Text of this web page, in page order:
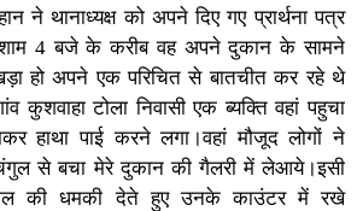
ने थानाध्यक्ष को अपने दिए गए प्रार्थना पत्र
शाम 4 बजे के करीब वह अपने दुकान के सामने
हो अपने एक परिचित से बातचीत कर रहे थे
कुशवाहा टोला निवासी एक ब्यक्ति वहां पहुचा
हाथा पाई करने लगा।वहां मौजूद लोगों ने
से बचा मेरे दुकान की गैलरी में लेआये।इसी
की धमकी देते हुए उनके काउंटर में रखे